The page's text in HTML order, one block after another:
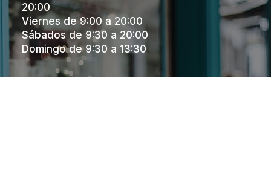
20:00
Viernes de 9:00 a 20:00
Sábados de 9:30 a 20:00
Domingo de 9:30 a 13:30